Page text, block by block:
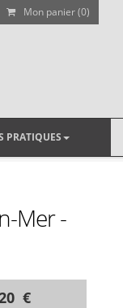
Mon panier (0)
PRATIQUES
Mer -
€